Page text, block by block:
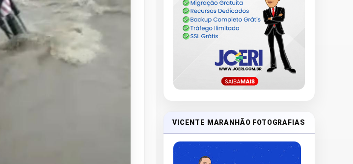
VICENTE MARANHÃO FOTOGRAFIAS